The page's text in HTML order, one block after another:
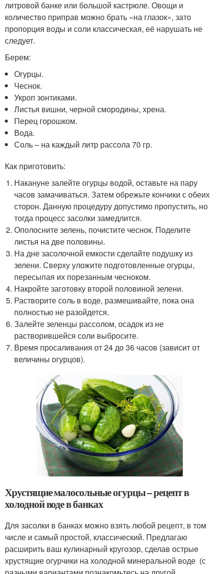
литровой банке или большой кастрюле. Овощи и
количество приправ можно брать «на глазок», зато
пропорция воды и соли классическая, её нарушать не
следует.
Берем:
Огурцы.
Чеснок.
Укроп зонтиками.
Листья вишни, черной смородины, хрена.
Перец горошком.
Вода.
Соль – на каждый литр рассола 70 гр.
Как приготовить:
Накануне залейте огурцы водой, оставьте на пару
часов замачиваться. Затем обрежьте кончики с обеих
сторон. Данную процедуру допустимо пропустить, но
тогда процесс засолки замедлится.
Ополосните зелень, почистите чеснок. Поделите
листья на две половины.
На дне засолочной емкости сделайте подушку из
зелени. Сверху уложите подготовленные огурцы,
пересыпая их порезанным чесноком.
Накройте заготовку второй половиной зелени.
Растворите соль в воде, размешивайте, пока она
полностью не разойдется.
Залейте зеленцы рассолом, осадок из не
растворившейся соли выбросите.
Время просаливания от 24 до 36 часов (зависит от
величины огурцов).
Хрустящие малосольные огурцы – рецепт в
холодной воде в банках
Для засолки в банках можно взять любой рецепт, в том
числе и самый простой, классический. Предлагаю
расширить ваш кулинарный кругозор, сделав острые
хрустящие огурчики на холодной минеральной воде (с